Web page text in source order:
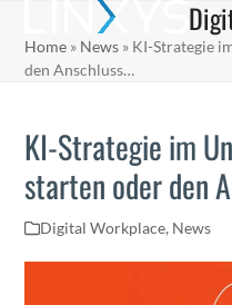
content
mobile
mobile
Home » News » KI-Strategie
den Anschluss…
KI-Strategie im
starten oder den
Digital Workplace, News